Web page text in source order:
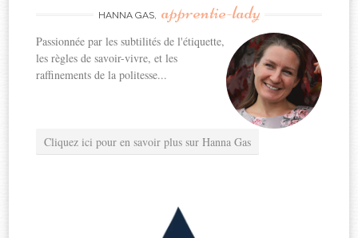
HANNA GAS, apprentie-lady
Passionnée par les subtilités de l'étiquette,
les règles de savoir-vivre, et les
raffinements de la politesse...
Cliquez ici pour en savoir plus sur Hanna Gas